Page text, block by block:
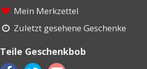
Mein Merkzettel
Zuletzt gesehene Geschenke
Teile Geschenkbob